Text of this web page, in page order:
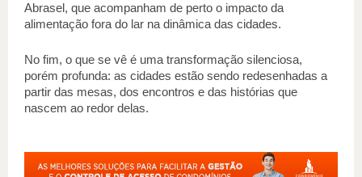
Abrasel, que acompanham de perto o impacto da
alimentação fora do lar na dinâmica das cidades.
No fim, o que se vê é uma transformação silenciosa,
porém profunda: as cidades estão sendo redesenhadas a
partir das mesas, dos encontros e das histórias que
nascem ao redor delas.